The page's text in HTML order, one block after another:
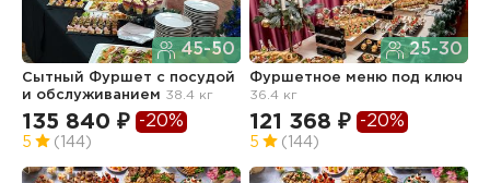
45-50
Сытный Фуршет с посудой
и обслуживанием 38.4 кг
135 840 ₽ -20%
5 (144)
25-30
Фуршетное меню под ключ
36.4 кг
121 368 ₽ -20%
5 (144)